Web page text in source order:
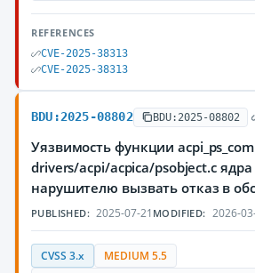
REFERENCES
CVE-2025-38313
CVE-2025-38313
BDU:2025-08802 BDU:2025-08802
Уязвимость функции
drivers/acpi/acpica/psobject.c
нарушителю вызвать отказ в
PUBLISHED: 2025-07-21 MODIFIED: 2026-
CVSS 3.x MEDIUM 5.5